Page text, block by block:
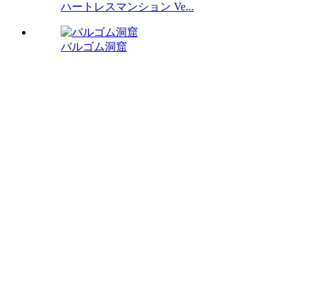
ハートレスマンション Ve...
バルゴム洞窟